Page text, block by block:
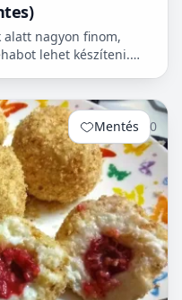
alatt nagyon finom,
lehet készíteni.
Mentés 0